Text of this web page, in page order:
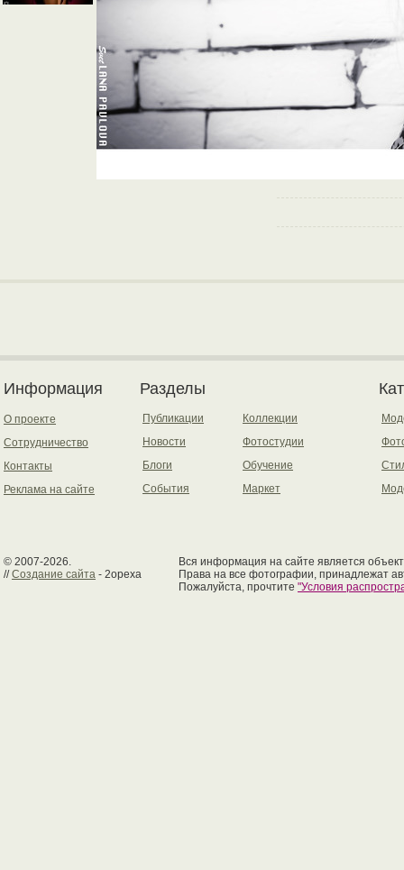
Информация
О проекте
Сотрудничество
Контакты
Реклама на сайте
Разделы
Публикации
Новости
Блоги
События
Коллекции
Фотостудии
Обучение
Маркет
© 2007-2026.
//Создание сайта - 2opexa
Вся информация на сайте является
Права на все фотографии, принадлежат
Пожалуйста, прочтите "Условия